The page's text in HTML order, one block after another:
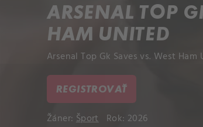
ARSENAL TOP
HAM UNITED
Arsenal Top Gk Saves vs. West
REGISTROVAŤ
Žáner: Šport Rok: 2026